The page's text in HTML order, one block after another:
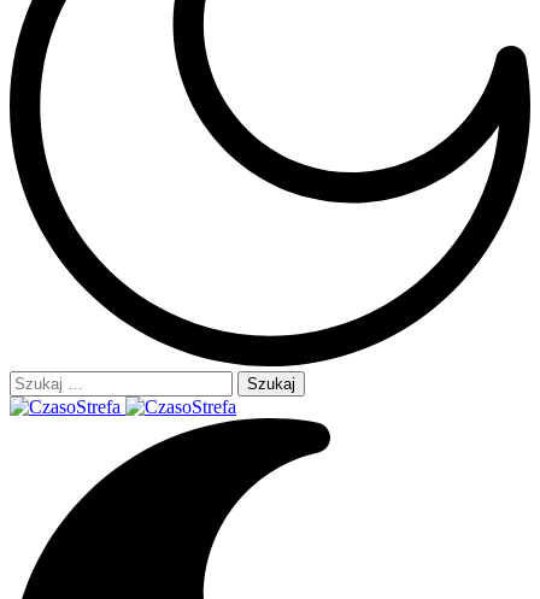
Szukaj: